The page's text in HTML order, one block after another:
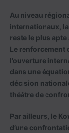
Au niveau
internationaux,
reste le plus
Le renforcement
l’ouverture
dans une
décision
théâtre de
Par ailleurs, le
d’une